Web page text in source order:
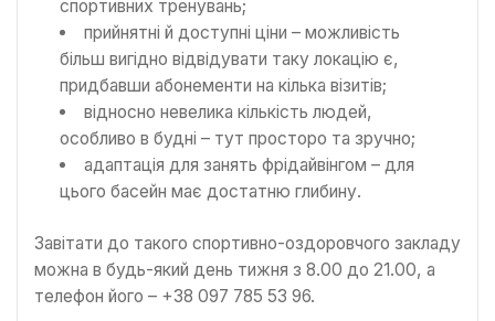
спортивних тренувань;
прийнятні й доступні ціни – можливість
більш вигідно відвідувати таку локацію є,
придбавши абонементи на кілька візитів;
відносно невелика кількість людей,
особливо в будні – тут просторо та зручно;
адаптація для занять фрідайвінгом – для
цього басейн має достатню глибину.
Завітати до такого спортивно-оздоровчого закладу
можна в будь-який день тижня з 8.00 до 21.00, а
телефон його – +38 097 785 53 96.